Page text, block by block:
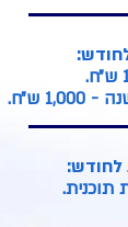
ש״ח.